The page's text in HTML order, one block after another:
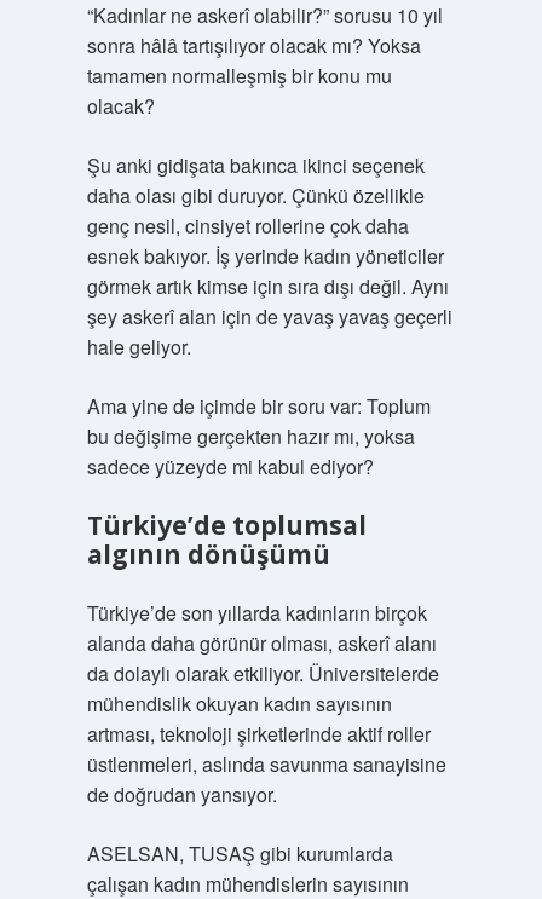
“Kadınlar ne askerî olabilir?” sorusu 10 yıl
sonra hâlâ tartışılıyor olacak mı? Yoksa
tamamen normalleşmiş bir konu mu
olacak?
Şu anki gidişata bakınca ikinci seçenek
daha olası gibi duruyor. Çünkü özellikle
genç nesil, cinsiyet rollerine çok daha
esnek bakıyor. İş yerinde kadın yöneticiler
görmek artık kimse için sıra dışı değil. Aynı
şey askerî alan için de yavaş yavaş geçerli
hale geliyor.
Ama yine de içimde bir soru var: Toplum
bu değişime gerçekten hazır mı, yoksa
sadece yüzeyde mi kabul ediyor?
Türkiye’de toplumsal
algının dönüşümü
Türkiye’de son yıllarda kadınların birçok
alanda daha görünür olması, askerî alanı
da dolaylı olarak etkiliyor. Üniversitelerde
mühendislik okuyan kadın sayısının
artması, teknoloji şirketlerinde aktif roller
üstlenmeleri, aslında savunma sanayisine
de doğrudan yansıyor.
ASELSAN, TUSAŞ gibi kurumlarda
çalışan kadın mühendislerin sayısının